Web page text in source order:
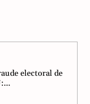
electoral de